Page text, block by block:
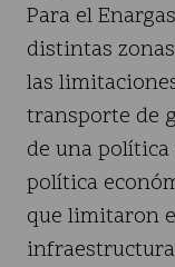
Para el
distintas
las
transporte de
de una
política
que limitaron